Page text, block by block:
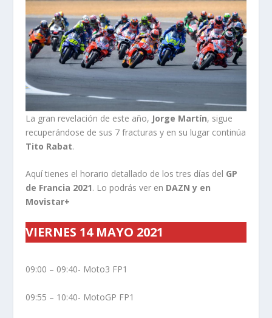
La gran revelación de este año, Jorge Martín, sigue
recuperándose de sus 7 fracturas y en su lugar continúa
Tito Rabat.
Aquí tienes el horario detallado de los tres días del GP
de Francia 2021. Lo podrás ver en DAZN y en
Movistar+
VIERNES 14 MAYO 2021
09:00 – 09:40- Moto3 FP1
09:55 – 10:40- MotoGP FP1